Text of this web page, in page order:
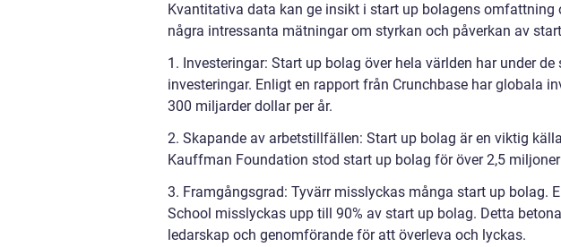
Kvantitativa data kan ge insikt i start up bolagens omfattning
några intressanta mätningar om styrkan och påverkan av
1. Investeringar: Start up bolag över hela världen har under
investeringar. Enligt en rapport från Crunchbase har globala
300 miljarder dollar per år.
2. Skapande av arbetstillfällen: Start up bolag är en viktig
Kauffman Foundation stod start up bolag för över 2,5
3. Framgångsgrad: Tyvärr misslyckas många start up bolag.
School misslyckas upp till 90% av start up bolag. Detta
ledarskap och genomförande för att överleva och lyckas.